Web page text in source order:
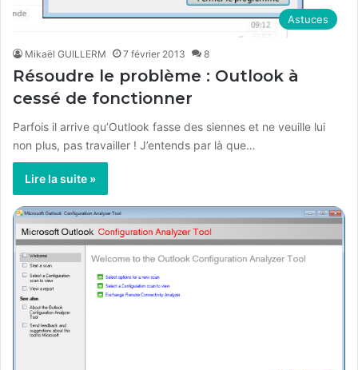
Astuces
Mikaël GUILLERM 7 février 2013 8
Résoudre le problème : Outlook à
cessé de fonctionner
Parfois il arrive qu’Outlook fasse des siennes et ne veuille lui
non plus, pas travailler ! J’entends par là que…
Lire la suite »